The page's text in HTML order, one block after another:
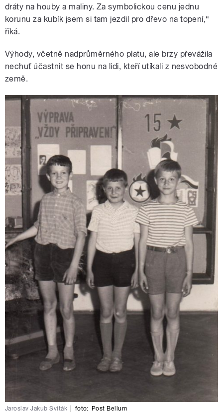
dráty na houby a maliny. Za symbolickou cenu jednu
korunu za kubík jsem si tam jezdil pro dřevo na topení,“
říká.
Výhody, včetně nadprůměrného platu, ale brzy převážila
nechuť účastnit se honu na lidi, kteří utíkali z nesvobodné
země.
Jaroslav Jakub Sviták foto: Post Bellum